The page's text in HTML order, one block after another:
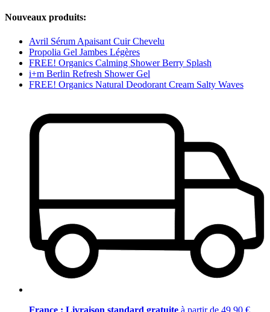
Nouveaux produits:
Avril Sérum Apaisant Cuir Chevelu
Propolia Gel Jambes Légères
FREE! Organics Calming Shower Berry Splash
i+m Berlin Refresh Shower Gel
FREE! Organics Natural Deodorant Cream Salty Waves